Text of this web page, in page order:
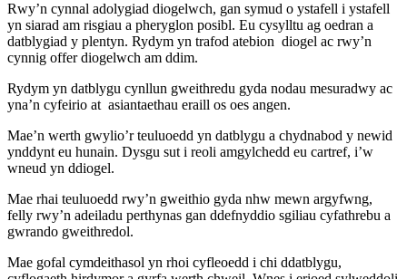
Rwy’n cynnal adolygiad diogelwch, gan symud o ystafell i ystafell
yn siarad am risgiau a pheryglon posibl. Eu cysylltu ag oedran a
datblygiad y plentyn. Rydym yn trafod atebion diogel ac rwy’n
cynnig offer diogelwch am ddim.
Rydym yn datblygu cynllun gweithredu gyda nodau mesuradwy ac
yna’n cyfeirio at asiantaethau eraill os oes angen.
Mae’n werth gwylio’r teuluoedd yn datblygu a chydnabod y newid
ynddynt eu hunain. Dysgu sut i reoli amgylchedd eu cartref, i’w
wneud yn ddiogel.
Mae rhai teuluoedd rwy’n gweithio gyda nhw mewn argyfwng,
felly rwy’n adeiladu perthynas gan ddefnyddio sgiliau cyfathrebu a
gwrando gweithredol.
Mae gofal cymdeithasol yn rhoi cyfleoedd i chi ddatblygu,